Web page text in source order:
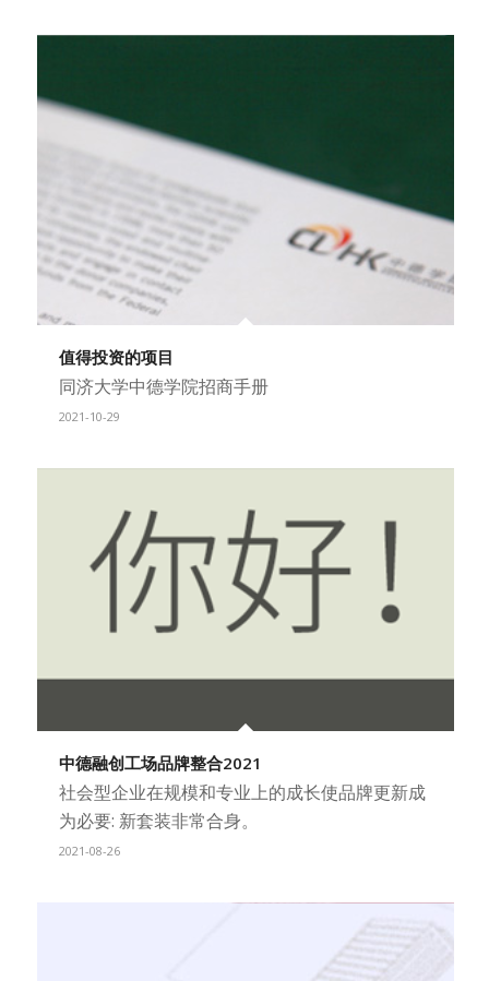
值得投资的项目
同济大学中德学院招商手册
2021-10-29
中德融创工场品牌整合2021
社会型企业在规模和专业上的成长使品牌更新成
为必要: 新套装非常合身。
2021-08-26